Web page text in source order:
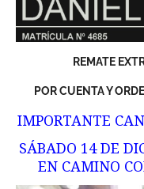
REMATE
POR CUENTA Y
IMPORTANTE
SÁBADO 14 DE
EN CAMINO